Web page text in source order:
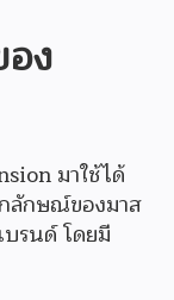
ง
มาใช้ได้
กลักษณ์ของมาส
รนด์ โดยมี